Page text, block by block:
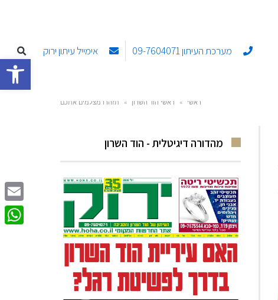
פתח מערכת העיתון 09-7604071 אימייל עיתון ירוק
ראשי » ראשי הוד השרון » תזהרו מצלמים אתכם
מהדורה דיגיטלית - הוד השרון